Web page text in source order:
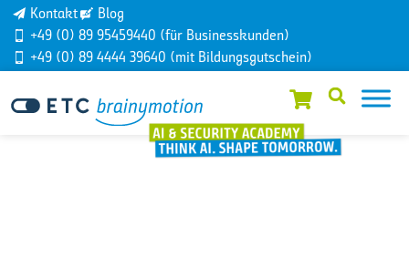
Kontakt
Blog
+49 (0) 89 95459440 (für Businesskunden)
+49 (0) 89 4444 39640 (mit Bildungsgutschein)